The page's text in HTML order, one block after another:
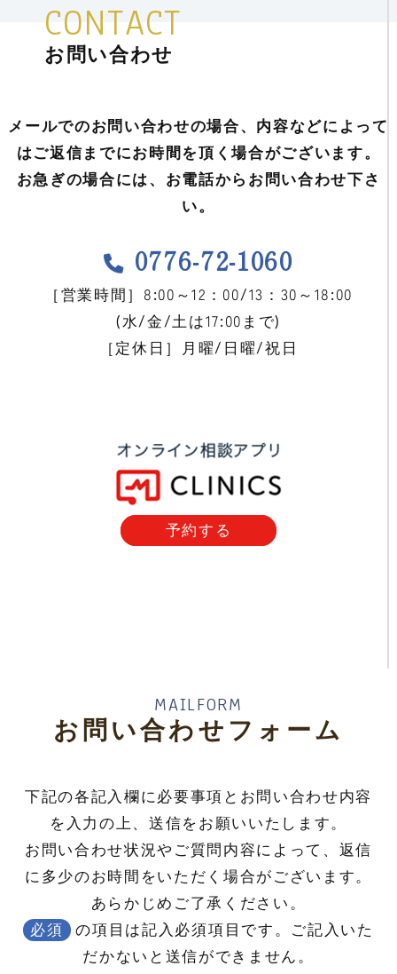
CONTACT
お問い合わせ
メールでのお問い合わせの場合、内容などによって
はご返信までにお時間を頂く場合がございます。
お急ぎの場合には、お電話からお問い合わせ下さ
い。
0776-72-1060
［営業時間］8:00～12：00/13：30～18:00
(水/金/土は17:00まで)
［定休日］月曜/日曜/祝日
予約する
MAILFORM
お問い合わせフォーム
下記の各記入欄に必要事項とお問い合わせ内容
を入力の上、送信をお願いいたします。
お問い合わせ状況やご質問内容によって、返信
に多少のお時間をいただく場合がございます。
あらかじめご了承ください。
必須
の項目は記入必須項目です。ご記入いた
だかないと送信ができません。